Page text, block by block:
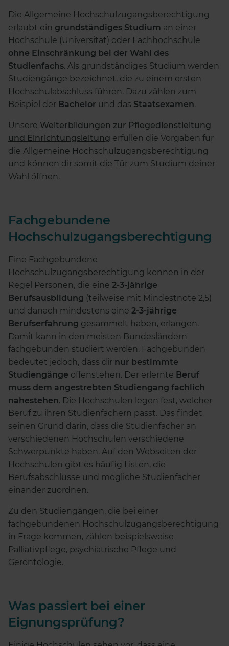
Die Allgemeine Hochschulzugangsberechtigung
erlaubt ein grundständiges Studium an einer
Hochschule (Universität) oder Fachhochschule
ohne Einschränkung bei der Wahl des
Studienfachs. Als grundständiges Studium werden
Studiengänge bezeichnet, die zu einem ersten
Hochschulabschluss führen. Dazu zählen zum
Beispiel der Bachelor und das Staatsexamen.
Unsere Weiterbildungen zur Pflegedienstleitung
und Einrichtungsleitung erfüllen die Vorgaben für
die Allgemeine Hochschulzugangsberechtigung
und können dir somit die Tür zum Studium deiner
Wahl öffnen.
Fachgebundene
Hochschulzugangsberechtigung
Eine Fachgebundene
Hochschulzugangsberechtigung können in der
Regel Personen, die eine 2-3-jährige
Berufsausbildung (teilweise mit Mindestnote 2,5)
und danach mindestens eine 2-3-jährige
Berufserfahrung gesammelt haben, erlangen.
Damit kann in den meisten Bundesländern
fachgebunden studiert werden. Fachgebunden
bedeutet jedoch, dass dir nur bestimmte
Studiengänge offenstehen. Der erlernte Beruf
muss dem angestrebten Studiengang fachlich
nahestehen. Die Hochschulen legen fest, welcher
Beruf zu ihren Studienfächern passt. Das findet
seinen Grund darin, dass die Studienfächer an
verschiedenen Hochschulen verschiedene
Schwerpunkte haben. Auf den Webseiten der
Hochschulen gibt es häufig Listen, die
Berufsabschlüsse und mögliche Studienfächer
einander zuordnen.
Zu den Studiengängen, die bei einer
fachgebundenen Hochschulzugangsberechtigung
in Frage kommen, zählen beispielsweise
Palliativpflege, psychiatrische Pflege und
Gerontologie.
Was passiert bei einer
Eignungsprüfung?